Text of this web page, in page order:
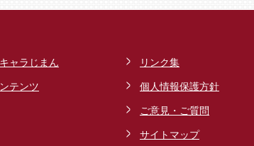
ャラじまん
テンツ
リンク集
個人情報保護方針
ご意見・ご質問
サイトマップ